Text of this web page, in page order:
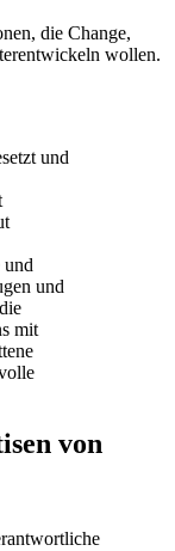
die Change,
wollen.
und
und
und
mit
von